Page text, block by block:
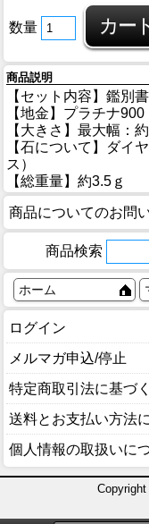
数量
商品説明
【セット内容】鑑別書
【地金】プラチナ900
【大きさ】最大幅：
【石について】ダイ
ス）
【総重量】約3.5ｇ
商品についてのお問
商品検索
ホーム
ログイン
メルマガ申込/停止
特定商取引法に基づ
送料とお支払い方法
個人情報の取扱いに